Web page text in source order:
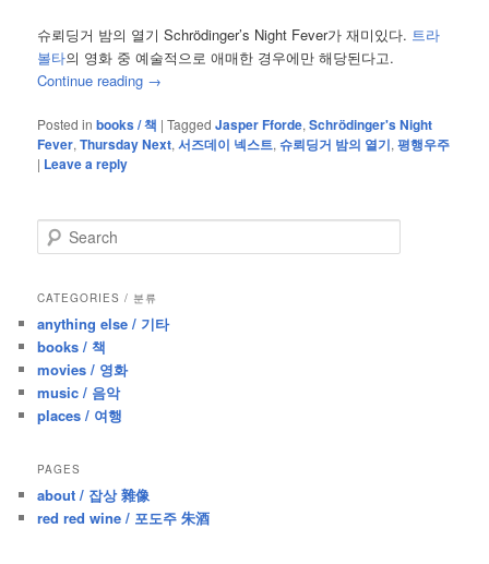
슈뢰딩거 밤의 열기 Schrödinger’s Night Fever가 재미있다. 트라
볼타의 영화 중 예술적으로 애매한 경우에만 해당된다고.
Continue reading →
Posted in books / 책 |Tagged Jasper Fforde,Schrödinger's Night
Fever,Thursday Next,서즈데이 넥스트, 슈뢰딩거 밤의 열기,평행우주
| Leave a reply
e
r
h
CATEGORIES / 분류
anything else / 기타
books / 책
movies / 영화
music / 음악
places / 여행
PAGES
about / 잡상 雜像
red red wine / 포도주 朱酒